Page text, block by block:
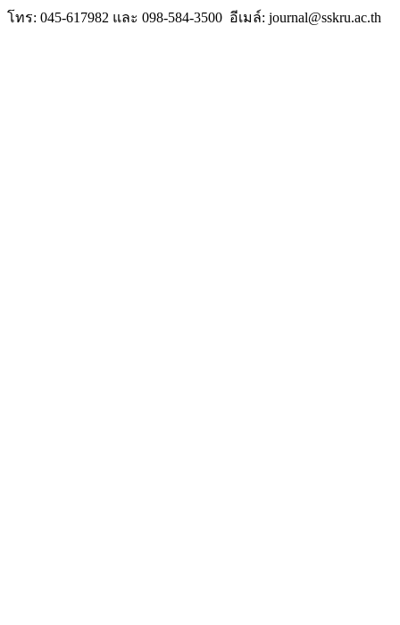
โทร: 045-617982 และ 098-584-3500 อีเมล์: journal@sskru.ac.th